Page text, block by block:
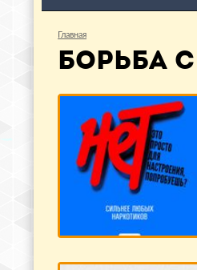
Главная
БОРЬБА